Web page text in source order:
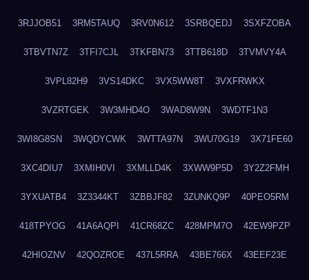
3RJJOB51 3RM5TAUQ 3RV0N612 3SRBQEDJ 3SXFZOBA
3TBVTN7Z 3TFI7CJL 3TKFBN73 3TTB618D 3TVMVY4A
3VPL82H9 3VS14DKC 3VX5WW8T 3VXFRWKX
3VZRTGEK 3W3MHD4O 3WAD8W9N 3WDTF1N3
3WI8G8SN 3WQDYCWK 3WTTA97N 3WU70G19 3X71FE60
3XC4DIU7 3XMIH0VI 3XMLLD4K 3XWW9P5D 3Y2Z2FMH
3YXUATB4 3Z3344KT 3ZBBJF82 3ZUNKQ9P 40PEO5RM
418TPYOG 41A6AQPI 41CR68ZC 428MPM7O 42EW9PZP
42HIOZNV 42QOZROE 437L5RRA 43BE766X 43EEF23E